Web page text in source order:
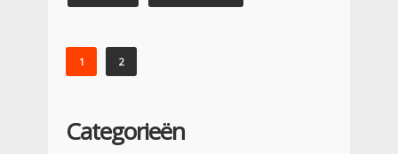
1 2
Categorieën